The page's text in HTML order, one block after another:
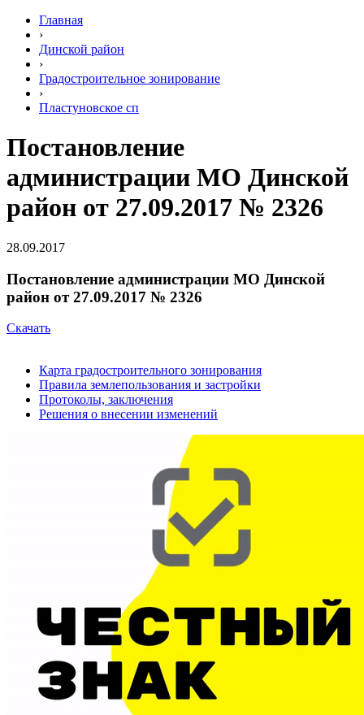
Главная
›
Динской район
›
Градостроительное зонирование
›
Пластуновское сп
Постановление
администрации МО Динской
район от 27.09.2017 № 2326
28.09.2017
Постановление администрации МО Динской
район от 27.09.2017 № 2326
Скачать
Карта градостроительного зонирования
Правила землепользования и застройки
Протоколы, заключения
Решения о внесении изменений